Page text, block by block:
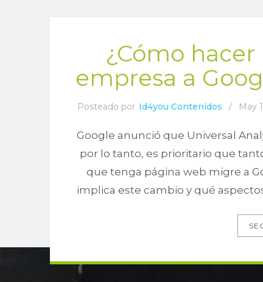
¿Cómo
empresa a
Posteado por Id4you Contenidos / May
Google anunció que Universal
por lo tanto, es prioritario que
que tenga página web migre a
implica este cambio y qué